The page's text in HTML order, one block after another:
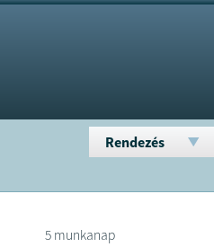
Rendezés
5 munkanap